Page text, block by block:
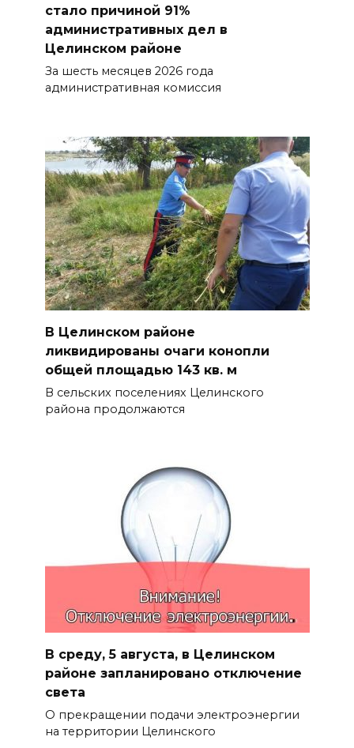
стало причиной 91%
административных дел в
Целинском районе
За шесть месяцев 2026 года
административная комиссия
В Целинском районе
ликвидированы очаги конопли
общей площадью 143 кв. м
В сельских поселениях Целинского
района продолжаются
В среду, 5 августа, в Целинском
районе запланировано отключение
света
О прекращении подачи электроэнергии
на территории Целинского